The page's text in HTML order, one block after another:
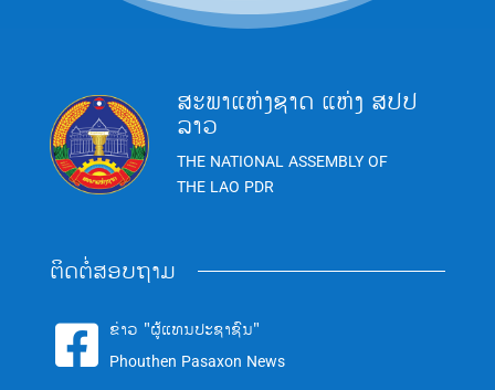
ສະພາແຫ່ງຊາດ ແຫ່ງ ສປປ
ລາວ
THE NATIONAL ASSEMBLY OF
THE LAO PDR
ຕິດຕໍ່ສອບຖາມ
 ຂ່າວ "ຜູ້ແທນປະຊາຊົນ"
Phouthen Pasaxon News